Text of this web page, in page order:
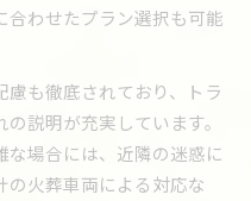
葬を行う際の注意事項
のマンション対応例
ブル防止策を解説
合わせたプラン選択も可能
も徹底されており、トラ
説明が充実しています。
場合には、近隣の迷惑に
火葬車両による対応な